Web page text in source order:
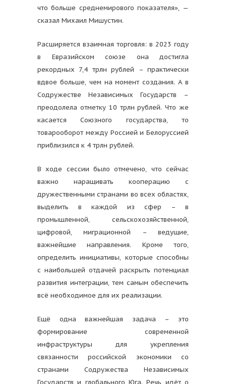
что больше среднемирового показателя», —
сказал Михаил Мишустин.
Расширяется взаимная торговля: в 2023 году
в Евразийском союзе она достигла
рекордных 7,4 трлн рублей – практически
вдвое больше, чем на момент создания. А в
Содружестве Независимых Государств –
преодолела отметку 10 трлн рублей. Что же
касается Союзного государства, то
товарооборот между Россией и Белоруссией
приблизился к 4 трлн рублей.
В ходе сессии было отмечено, что сейчас
важно наращивать кооперацию с
дружественными странами во всех областях,
выделить в каждой из сфер – в
промышленной, сельскохозяйственной,
цифровой, миграционной – ведущие,
важнейшие направления. Кроме того,
определить инициативы, которые способны
с наибольшей отдачей раскрыть потенциал
развития интеграции, тем самым обеспечить
всё необходимое для их реализации.
Ещё одна важнейшая задача – это
формирование современной
инфраструктуры для укрепления
связанности российской экономики со
странами Содружества Независимых
Государств и глобального Юга. Речь идёт о